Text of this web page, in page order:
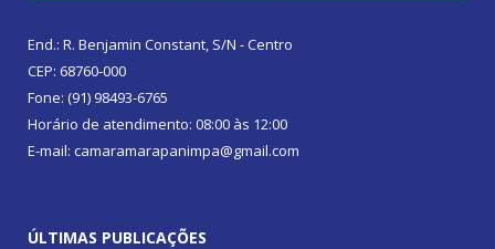
End.: R. Benjamin Constant, S/N - Centro
CEP: 68760-000
Fone: (91) 98493-6765
Horário de atendimento: 08:00 às 12:00
E-mail: camaramarapanimpa@gmail.com
ÚLTIMAS PUBLICAÇÕES